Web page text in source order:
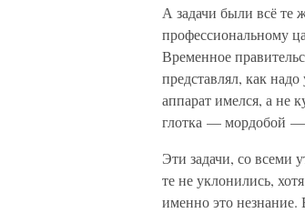
А задачи были всё те
профессиональному
Временное
представлял, как
аппарат имелся, а не
глотка — мордобой —
Эти задачи, со
те не уклонились,
именно это